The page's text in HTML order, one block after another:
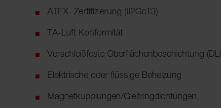
ATEX- Zertifizierung (II2GcT3)
TA-Luft Konformität
Verschleißfeste Oberflächenbeschichtung
Elektrische oder flüssige Beheizung
Magnetkupplungen/Gleitringdichtungen